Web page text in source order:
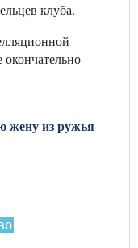
клуба.
жену из ружья